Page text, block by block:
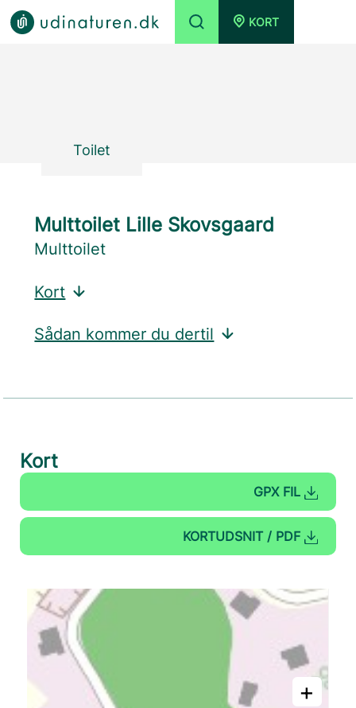
KORT
Toilet
Multtoilet Lille Skovsgaard
Multtoilet
Kort
Sådan kommer du dertil
Kort
GPX FIL
KORTUDSNIT / PDF
+